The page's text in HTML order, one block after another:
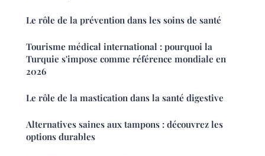
Le rôle de la prévention dans les soins de santé
Tourisme médical international : pourquoi la
Turquie s'impose comme référence mondiale en
2026
Le rôle de la mastication dans la santé digestive
Alternatives saines aux tampons : découvrez les
options durables